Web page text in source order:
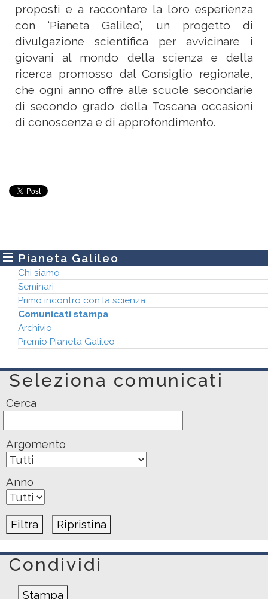
proposti e a raccontare la loro esperienza
con ‘Pianeta Galileo’, un progetto di
divulgazione scientifica per avvicinare i
giovani al mondo della scienza e della
ricerca promosso dal Consiglio regionale,
che ogni anno offre alle scuole secondarie
di secondo grado della Toscana occasioni
di conoscenza e di approfondimento.
Pianeta Galileo
Chi siamo
Seminari
Primo incontro con la scienza
Comunicati stampa
Archivio
Premio Pianeta Galileo
Seleziona comunicati
Cerca
Argomento
Anno
Condividi